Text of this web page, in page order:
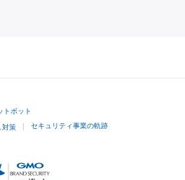
トボット
対策 セキュリティ事業の軌跡